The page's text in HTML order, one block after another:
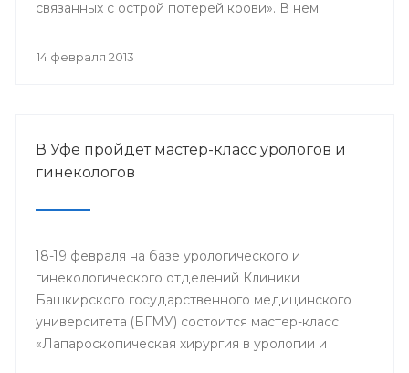
связанных с острой потерей крови». В нем
лечебной работе, акушеры-гинекологи, хирурги,
14 февраля 2013
В Уфе пройдет мастер-класс урологов и
гинекологов
18-19 февраля на базе урологического и
гинекологического отделений Клиники
Башкирского государственного медицинского
университета (БГМУ) состоится мастер-класс
«Лапароскопическая хирургия в урологии и